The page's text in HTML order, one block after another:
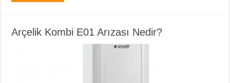
Arçelik Kombi E01 Arızası Nedir?